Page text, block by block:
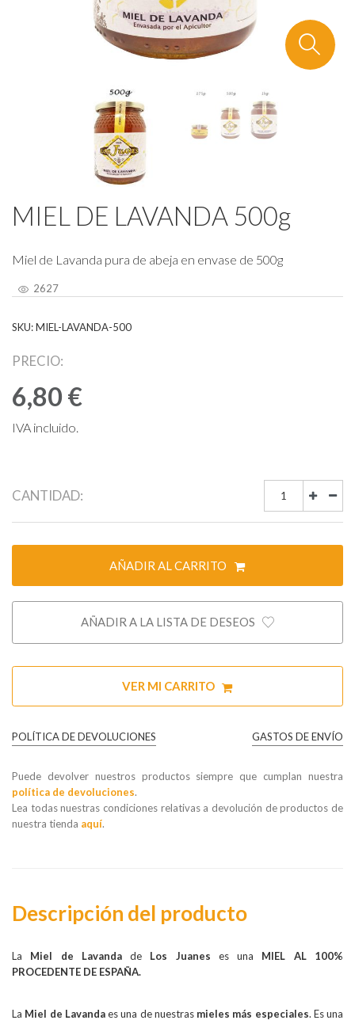
MIEL DE LAVANDA 500g
Miel de Lavanda pura de abeja en envase de 500g
2627
SKU: MIEL-LAVANDA-500
PRECIO:
6,80 €
IVA incluido.
CANTIDAD:
AÑADIR AL CARRITO
AÑADIR A LA LISTA DE DESEOS
VER MI CARRITO
POLÍTICA DE DEVOLUCIONES GASTOS DE ENVÍO
Puede devolver nuestros productos siempre que cumplan nuestra
política de devoluciones.
Lea todas nuestras condiciones relativas a devolución de productos de
nuestra tienda aquí.
Descripción del producto
La Miel de Lavandade Los Juanes es una MIEL AL 100%
PROCEDENTE DE ESPAÑA.
La Miel de Lavandaes una de nuestras mieles más especiales. Es una